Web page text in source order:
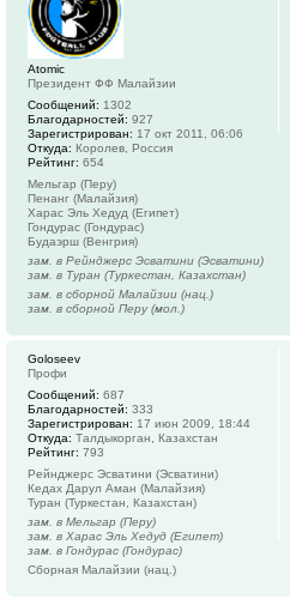
Atomic
Президент ФФ Малайзии
Сообщений: 1302
Благодарностей: 927
Зарегистрирован: 17 окт 2011, 06:06
Откуда: Королев, Россия
Рейтинг: 654
Мельгар (Перу)
Пенанг (Малайзия)
Харас Эль Хедуд (Египет)
Гондурас (Гондурас)
Будаэрш (Венгрия)
зам. в Рейнджерс Эсватини (Эсватини)
зам. в Туран (Туркестан, Казахстан)
зам. в сборной Малайзии (нац.)
зам. в сборной Перу (мол.)
Goloseev
Профи
Сообщений: 687
Благодарностей: 333
Зарегистрирован: 17 июн 2009, 18:44
Откуда: Талдыкорган, Казахстан
Рейтинг: 793
Рейнджерс Эсватини (Эсватини)
Кедах Дарул Аман (Малайзия)
Туран (Туркестан, Казахстан)
зам. в Мельгар (Перу)
зам. в Харас Эль Хедуд (Египет)
зам. в Гондурас (Гондурас)
Сборная Малайзии (нац.)